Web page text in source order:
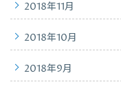
2018年11月
2018年10月
2018年9月